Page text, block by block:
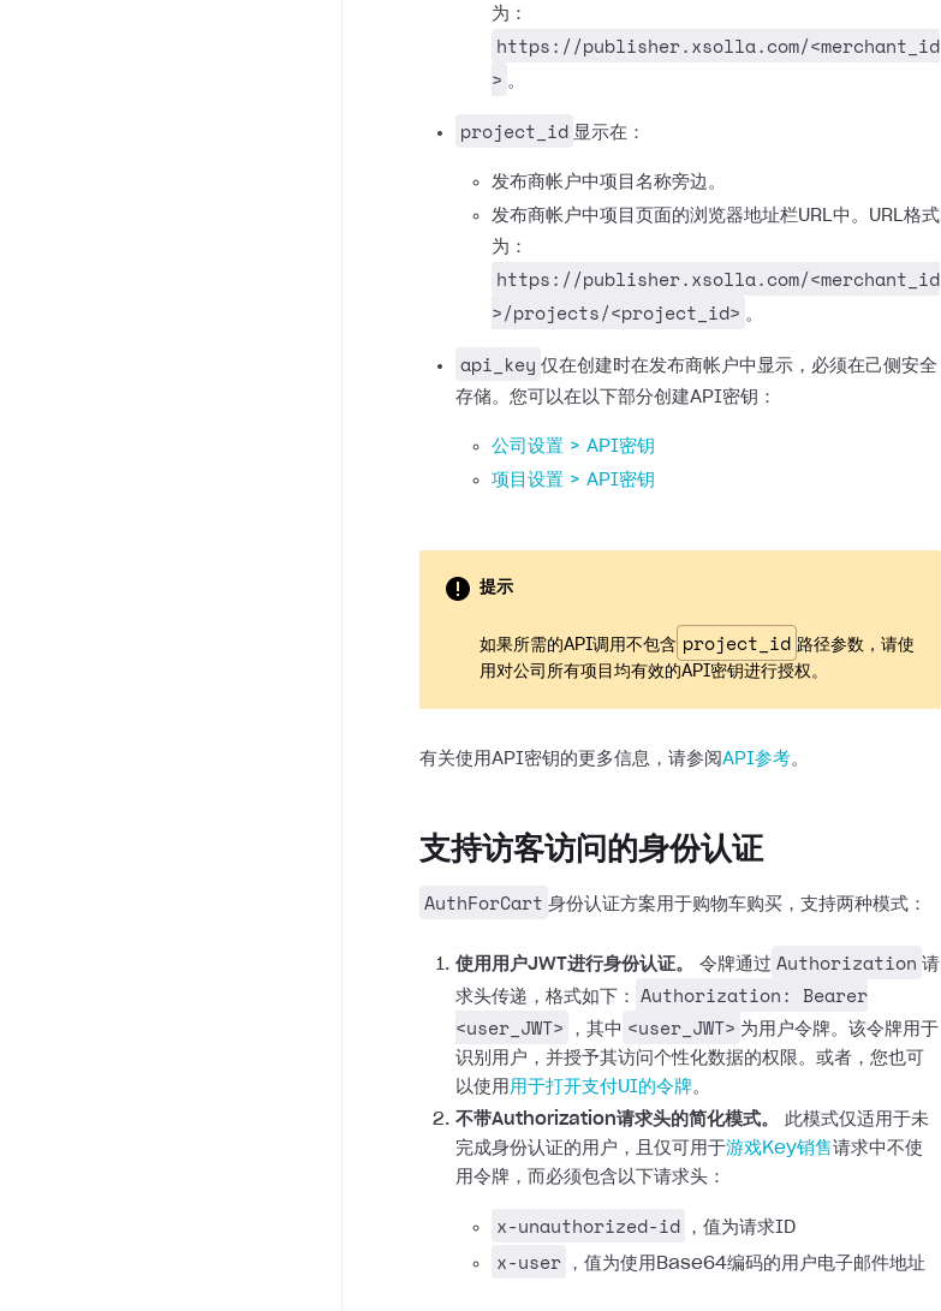
为：
https://publisher.xsolla.com/<merchant_id
> 。
project_id 显示在：
发布商帐户中项目名称旁边。
发布商帐户中项目页面的浏览器地址栏URL中。URL格式
为：
https://publisher.xsolla.com/<merchant_id
>/projects/<project_id> 。
api_key 仅在创建时在发布商帐户中显示，必须在己侧安全
存储。您可以在以下部分创建API密钥：
公司设置 > API密钥
项目设置 > API密钥
提示
如果所需的API调用不包含 project_id 路径参数，请使
用对公司所有项目均有效的API密钥进行授权。
有关使用API密钥的更多信息，请参阅 API参考。
支持访客访问的身份认证
AuthForCart 身份认证方案用于购物车购买，支持两种模式：
使用用户JWT进行身份认证。 令牌通过 Authorization 请
求头传递，格式如下：
Authorization: Bearer
<user_JWT>
，其中 <user_JWT> 为用户令牌。该令牌用于
识别用户，并授予其访问个性化数据的权限。或者，您也可
以使用 用于打开支付UI的令牌。
不带Authorization请求头的简化模式。
此模式仅适用于未
完成身份认证的用户，且仅可用于游戏Key销售请求中不使
用令牌，而必须包含以下请求头：
x-unauthorized-id ，值为请求ID
x-user ，值为使用Base64编码的用户电子邮件地址